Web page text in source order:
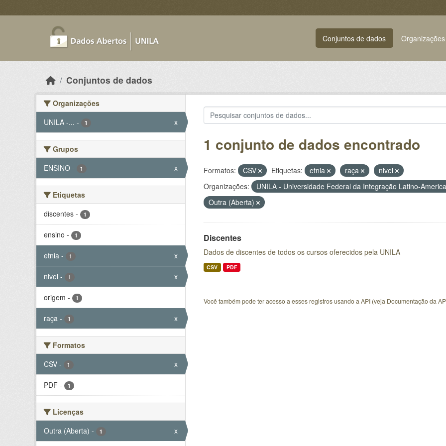
Conjuntos de dados Organizações
Conjuntos de dados
Organizações
UNILA -... - 1 x
Grupos
ENSINO - 1 x
Etiquetas
discentes - 1
ensino - 1
etnia - 1 x
nivel - 1 x
origem - 1
raça - 1 x
Formatos
CSV - 1 x
PDF - 1
Licenças
Outra (Aberta) - 1 x
1 conjunto de dados encontrado
Formatos: CSV Etiquetas: etnia raça
nivel
Organizações:
UNILA - Universidade Federal da Integração Latino-
Outra (Aberta)
Discentes
Dados de discentes de todos os cursos oferecidos pela UNILA
CSV PDF
Você também pode ter acesso a esses registros usando a API(veja Documentação da